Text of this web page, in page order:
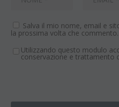
Salva il mio nome, email e
la prossima volta che commento.
Utilizzando questo modulo
conservazione e trattamento